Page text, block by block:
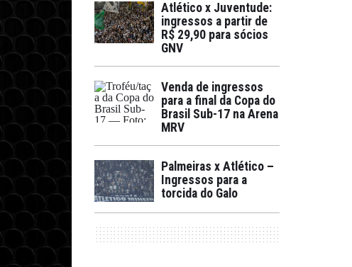
Atlético x Juventude:
ingressos a partir de
R$ 29,90 para sócios
GNV
Venda de ingressos
para a final da Copa do
Brasil Sub-17 na Arena
MRV
Palmeiras x Atlético –
Ingressos para a
torcida do Galo